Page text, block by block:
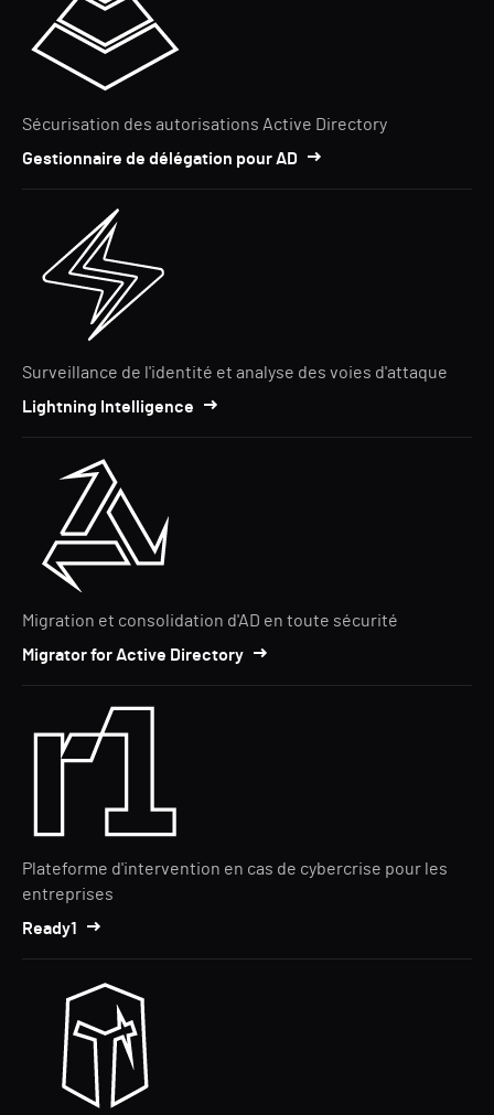
Sécurisation des autorisations Active Directory
Gestionnaire de délégation pour AD
Surveillance de l'identité et analyse des voies d'attaque
Lightning Intelligence
Migration et consolidation d'AD en toute sécurité
Migrator for Active Directory
Plateforme d'intervention en cas de cybercrise pour les
entreprises
Ready1